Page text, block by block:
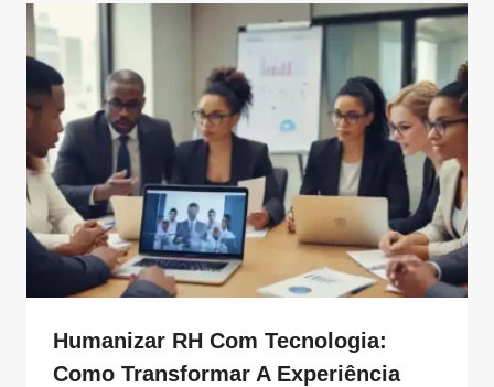
Humanizar RH Com Tecnologia:
Como Transformar A Experiência